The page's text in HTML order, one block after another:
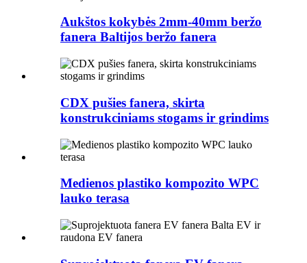
Aukštos kokybės 2mm-40mm beržo
fanera Baltijos beržo fanera
CDX pušies fanera, skirta
konstrukciniams stogams ir grindims
Medienos plastiko kompozito WPC
lauko terasa